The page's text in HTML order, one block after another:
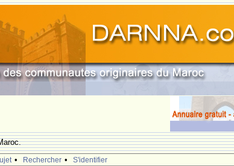
• Rechercher • S'identifier